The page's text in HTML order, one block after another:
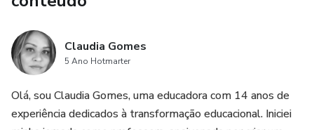
Claudia Gomes
5 Ano Hotmarter
Olá, sou Claudia Gomes, uma educadora com 14 anos de
experiência dedicados à transformação educacional. Iniciei